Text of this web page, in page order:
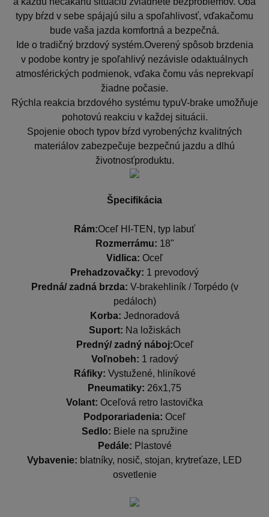
typy bŕzd v sebe spájajú silu a spoľahlivosť, vďakačomu
bude vaša jazda komfortná a bezpečná.
Ide o tradičný brzdový systém.Overený spôsob brzdenia
v podobe kontry je spoľahlivý nezávisle odaktuálnych
atmosférických podmienok, vďaka čomu vás neprekvapí
žiadne počasie.
Rýchla reakcia brzdového systému typuV-brake umožňuje
pohotovú reakciu v každej situácii.
Spojenie oboch typov bŕzd vyrobenýchz kvalitných
materiálov zabezpečuje bezpečnú jazdu a dlhú
životnosťproduktu.
Špecifikácia
Rám:Oceľ HI-TEN, typ labuť
Rozmerrámu: 18"
Vidlica: Oceľ
Prehadzovačky: 1 prevodový
Predná/ zadná brzda: V-brakehliník / Torpédo (v
pedáloch)
Korba: Jednoradová
Suport: Na ložiskách
Predný/ zadný náboj:Oceľ
Voľnobeh: 1 radový
Ráfiky: Vystužené, hliníkové
Pneumatiky: 26x1,75
Volant: Oceľová retro lastovička
Podporariadenia: Oceľ
Sedlo: Biele na spružine
Pedále: Plastové
Vybavenie: blatníky, nosič, stojan, krytreťaze, LED
osvetlenie